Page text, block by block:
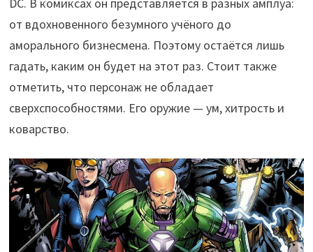
от вдохновенного безумного учёного до
аморального бизнесмена. Поэтому остаётся лишь
гадать, каким он будет на этот раз. Стоит также
отметить, что персонаж не обладает
сверхспособностями. Его оружие — ум, хитрость и
коварство.